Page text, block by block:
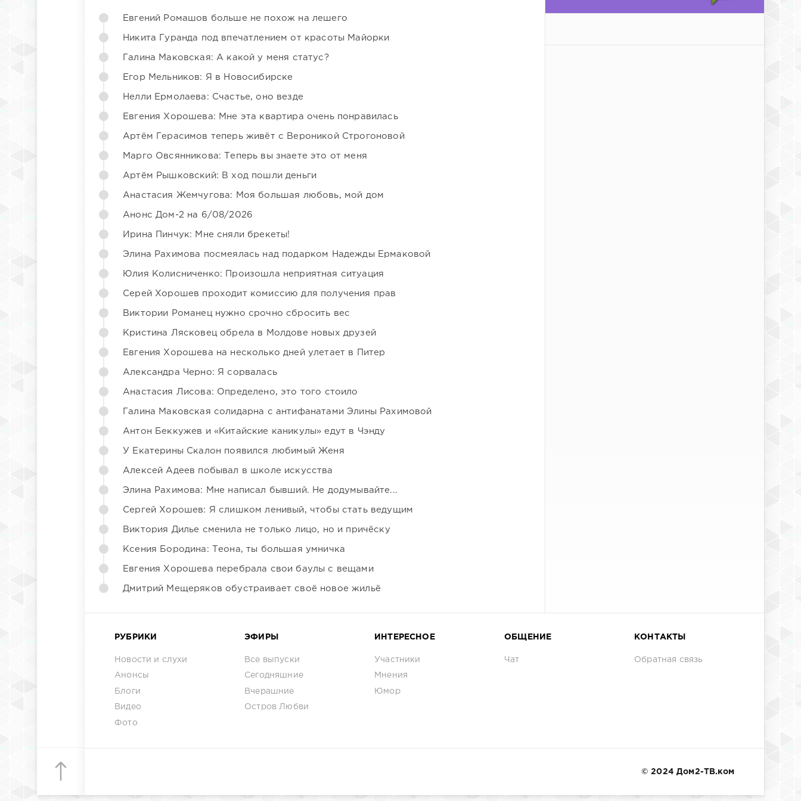
Евгений Ромашов больше не похож на лешего
Никита Гуранда под впечатлением от красоты Майорки
Галина Маковская: А какой у меня статус?
Егор Мельников: Я в Новосибирске
Нелли Ермолаева: Счастье, оно везде
Евгения Хорошева: Мне эта квартира очень понравилась
Артём Герасимов теперь живёт с Вероникой Строгоновой
Марго Овсянникова: Теперь вы знаете это от меня
Артём Рышковский: В ход пошли деньги
Анастасия Жемчугова: Моя большая любовь, мой дом
Анонс Дом-2 на 6/08/2026
Ирина Пинчук: Мне сняли брекеты!
Элина Рахимова посмеялась над подарком Надежды Ермаковой
Юлия Колисниченко: Произошла неприятная ситуация
Серей Хорошев проходит комиссию для получения прав
Виктории Романец нужно срочно сбросить вес
Кристина Лясковец обрела в Молдове новых друзей
Евгения Хорошева на несколько дней улетает в Питер
Александра Черно: Я сорвалась
Анастасия Лисова: Определено, это того стоило
Галина Маковская солидарна с антифанатами Элины Рахимовой
Антон Беккужев и «Китайские каникулы» едут в Чэнду
У Екатерины Скалон появился любимый Женя
Алексей Адеев побывал в школе искусства
Элина Рахимова: Мне написал бывший. Не додумывайте...
Сергей Хорошев: Я слишком ленивый, чтобы стать ведущим
Виктория Дилье сменила не только лицо, но и причёску
Ксения Бородина: Теона, ты большая умничка
Евгения Хорошева перебрала свои баулы с вещами
Дмитрий Мещеряков обустраивает своё новое жильё
РУБРИКИ
Новости и слухи
Анонсы
Блоги
Видео
Фото
ЭФИРЫ
Все выпуски
Сегодняшние
Вчерашние
Остров Любви
ИНТЕРЕСНОЕ
Участники
Мнения
Юмор
ОБЩЕНИЕ
Чат
КОНТАКТЫ
Обратная связь
© 2024 Дом2-ТВ.ком